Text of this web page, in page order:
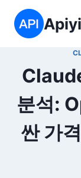
content
분석:
싼 가